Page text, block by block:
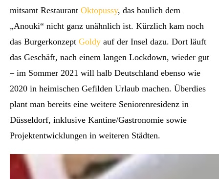
mitsamt Restaurant Oktopussy, das baulich dem
„Anouki“ nicht ganz unähnlich ist. Kürzlich kam noch
das Burgerkonzept Goldy auf der Insel dazu. Dort läuft
das Geschäft, nach einem langen Lockdown, wieder gut
– im Sommer 2021 will halb Deutschland ebenso wie
2020 in heimischen Gefilden Urlaub machen. Überdies
plant man bereits eine weitere Seniorenresidenz in
Düsseldorf, inklusive Kantine/Gastronomie sowie
Projektentwicklungen in weiteren Städten.